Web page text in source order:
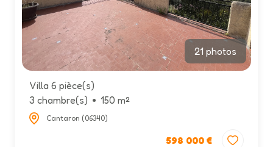
21 photos
Villa 6 pièce(s)
3 chambre(s)
150 m²
Cantaron (06340)
598 000 €